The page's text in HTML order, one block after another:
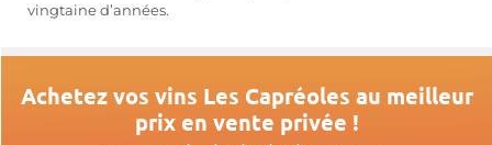
vingtaine d’années.
Achetez vos vins Les Capréoles au meilleur
prix en vente privée !